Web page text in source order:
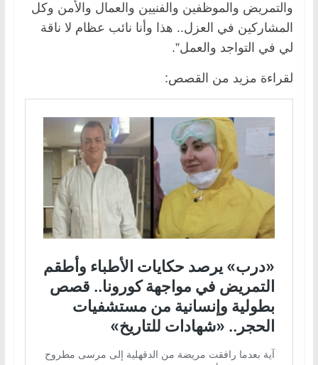
والتمريض والموظفين والفنيين والعمال والأمن وكل
المشاركين في العزل.. هذا وأنا نائب عظام لا ناقة
لي في التواجد والعمل”.
لقراءة مزيد من القصص: